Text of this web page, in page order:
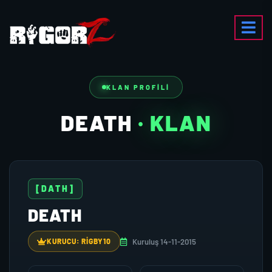
KLAN PROFILI
DEATH · KLAN
[DATH]
DEATH
KURUCU: RIGBY10 Kuruluş 14-11-2015